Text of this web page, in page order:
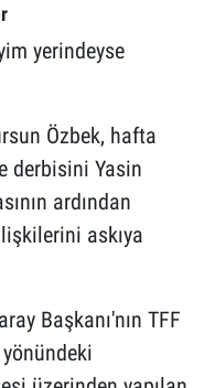
yerindeyse
Özbek, hafta
derbisini Yasin
ardından
askıya
Başkanı'nın TFF
yönündeki